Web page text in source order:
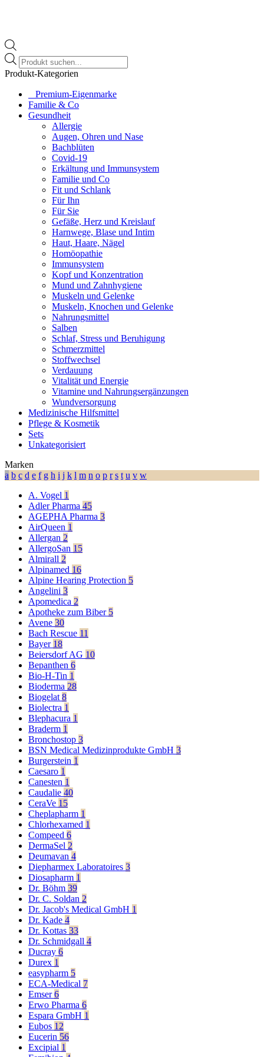
Products
search
Produkt-Kategorien
⠀​Premium-Eigenmarke
Familie & Co
Gesundheit
Allergie
Augen, Ohren und Nase
Bachblüten
Covid-19
Erkältung und Immunsystem
Familie und Co
Fit und Schlank
Für Ihn
Für Sie
Gefäße, Herz und Kreislauf
Harnwege, Blase und Intim
Haut, Haare, Nägel
Homöopathie
Immunsystem
Kopf und Konzentration
Mund und Zahnhygiene
Muskeln und Gelenke
Muskeln, Knochen und Gelenke
Nahrungsmittel
Salben
Schlaf, Stress und Beruhigung
Schmerzmittel
Stoffwechsel
Verdauung
Vitalität und Energie
Vitamine und Nahrungsergänzungen
Wundversorgung
Medizinische Hilfsmittel
Pflege & Kosmetik
Sets
Unkategorisiert
Marken
a b c d e f g h i j k l m n o p r s t u v w
A. Vogel 1
Adler Pharma 45
AGEPHA Pharma 3
AirQueen 1
Allergan 2
AllergoSan 15
Almirall 2
Alpinamed 16
Alpine Hearing Protection 5
Angelini 3
Apomedica 2
Apotheke zum Biber 5
Avene 30
Bach Rescue 11
Bayer 18
Beiersdorf AG 10
Bepanthen 6
Bio-H-Tin 1
Bioderma 28
Biogelat 8
Biolectra 1
Blephacura 1
Braderm 1
Bronchostop 3
BSN Medical Medizinprodukte GmbH 3
Burgerstein 1
Caesaro 1
Canesten 1
Caudalie 40
CeraVe 15
Cheplapharm 1
Chlorhexamed 1
Compeed 6
DermaSel 2
Deumavan 4
Diepharmex Laboratoires 3
Diosapharm 1
Dr. Böhm 39
Dr. C. Soldan 2
Dr. Jacob's Medical GmbH 1
Dr. Kade 4
Dr. Kottas 33
Dr. Schmidgall 4
Ducray 6
Durex 1
easypharm 5
ECA-Medical 7
Emser6
Erwo Pharma 6
Espara GmbH 1
Eubos 12
Eucerin 56
Excipial 1